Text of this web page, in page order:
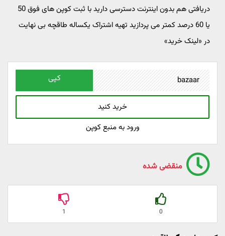
دریافتی هم بدون اینترنت دسترسی دارید با ثبت کوپن های فوق 50
یا 60 درصد کمتر می پردازید تهیه اشتراک یکساله طاقچه بی نهایت
در «لینک خرید»
کپی
خرید کنید
ورود به منبع کوپن
منقضی شده
0
1